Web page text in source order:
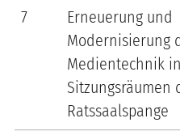
7
Erneuerung und
Modernisierung
Medientechnik
Sitzungsräumen
Ratssaalspange